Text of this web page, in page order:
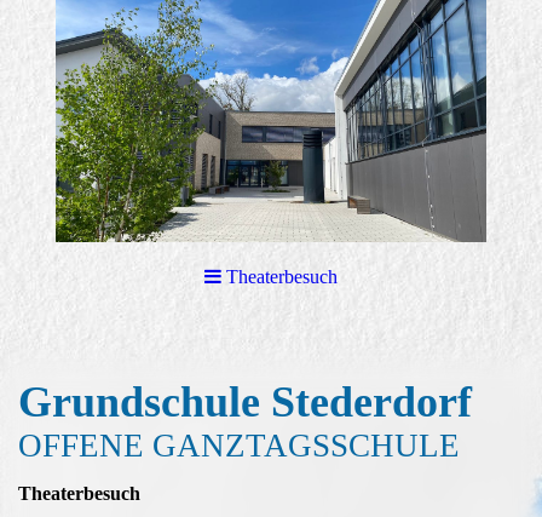
Theaterbesuch
Grundschule Stederdorf
OFFENE GANZTAGSSCHULE
Theaterbesuch